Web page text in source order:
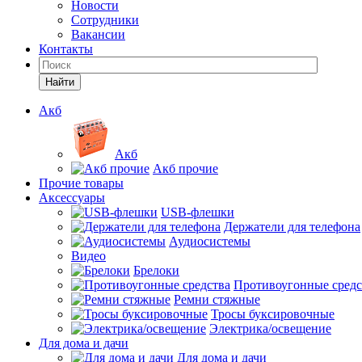
Новости
Сотрудники
Вакансии
Контакты
Найти
Акб
Акб
Акб прочие
Прочие товары
Аксессуары
USB-флешки
Держатели для телефона
Аудиосистемы
Видео
Брелоки
Противоугонные
Ремни стяжные
Тросы буксировочные
Электрика/освещение
Для дома и дачи
Для дома и дачи